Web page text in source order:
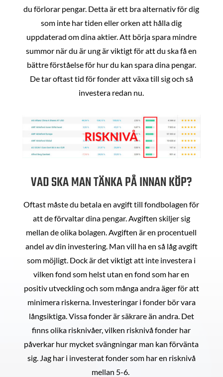
du förlorar pengar. Detta är ett bra alternativ för dig
som inte har tiden eller orken att hålla dig
uppdaterad om dina aktier. Att börja spara mindre
summor när du är ung är viktigt för att du ska få en
bättre förståelse för hur du kan spara dina pengar.
De tar oftast tid för fonder att växa till sig och så
investera redan nu.
VAD SKA MAN TÄNKA PÅ INNAN KÖP?
Oftast måste du betala en avgift till fondbolagen för
att de förvaltar dina pengar. Avgiften skiljer sig
mellan de olika bolagen. Avgiften är en procentuell
andel av din investering. Man vill ha en så låg avgift
som möjligt. Dock är det viktigt att inte investera i
vilken fond som helst utan en fond som har en
positiv utveckling och som många andra äger för att
minimera riskerna. Investeringar i fonder bör vara
långsiktiga. Vissa fonder är säkrare än andra. Det
finns olika risknivåer, vilken risknivå fonder har
påverkar hur mycket svängningar man kan förvänta
sig. Jag har i investerat fonder som har en risknivå
mellan 5-6.